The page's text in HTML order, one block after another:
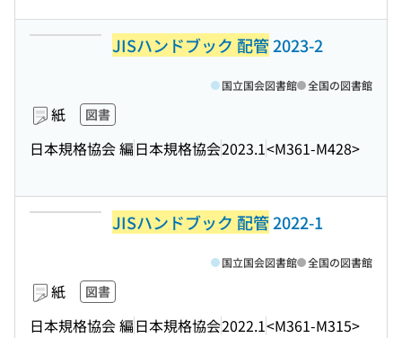
JISハンドブック 配管2023-2
紙 図書
日本規格協会 編日本規格協会2023.1<M361-M428>
国立国会図書館 全国の図書館
JISハンドブック 配管2022-1
紙 図書
日本規格協会 編日本規格協会2022.1<M361-M315>
国立国会図書館 全国の図書館